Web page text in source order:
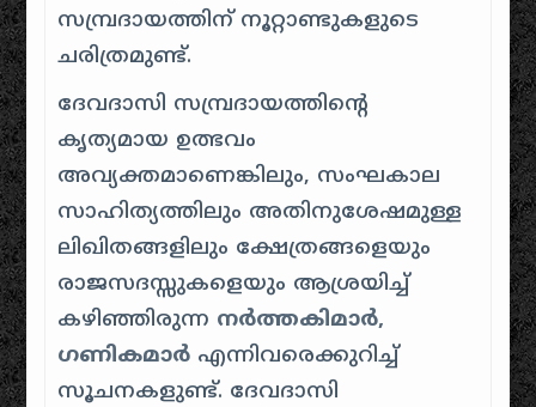
സമ്പ്രദായത്തിന് നൂറ്റാണ്ടുകളുടെ
ചരിത്രമുണ്ട്.
ദേവദാസി സമ്പ്രദായത്തിന്റെ
കൃത്യമായ ഉത്ഭവം
അവ്യക്തമാണെങ്കിലും, സംഘകാല
സാഹിത്യത്തിലും അതിനുശേഷമുള്ള
ലിഖിതങ്ങളിലും ക്ഷേത്രങ്ങളെയും
രാജസദസ്സുകളെയും ആശ്രയിച്ച്
കഴിഞ്ഞിരുന്ന നർത്തകിമാർ,
ഗണികമാർ എന്നിവരെക്കുറിച്ച്
സൂചനകളുണ്ട്. ദേവദാസി